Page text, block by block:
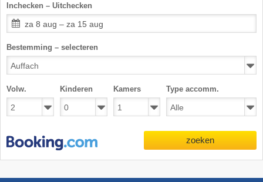
Inchecken – Uitchecken
za 8 aug – za 15 aug
Bestemming – selecteren
Volw. Kinderen Kamers Type accomm.
zoeken